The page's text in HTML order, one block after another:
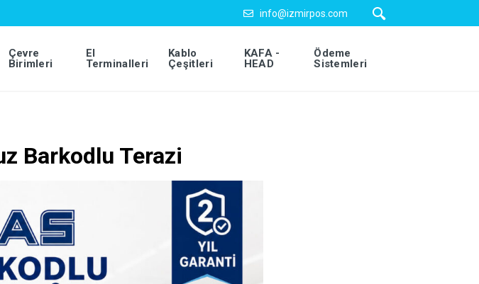
info@izmirpos.com
Çevre
Birimleri
El
Terminalleri
Kablo
Çeşitleri
KAFA -
HEAD
Ödeme
Sistemleri
Barkodlu Terazi